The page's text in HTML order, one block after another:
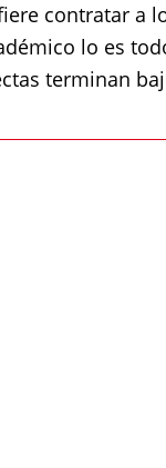
contratar a
lo es
terminan